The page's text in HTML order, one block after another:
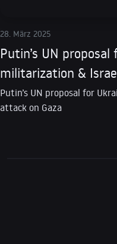
28. März 2025
Putin’s UN proposal
militarization &
Putin’s UN proposal for
attack on Gaza